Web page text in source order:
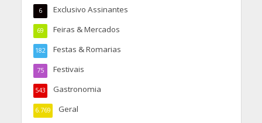
Exclusivo Assinantes
6
Feiras & Mercados
69
Festas & Romarias
182
Festivais
75
Gastronomia
543
Geral
6.769